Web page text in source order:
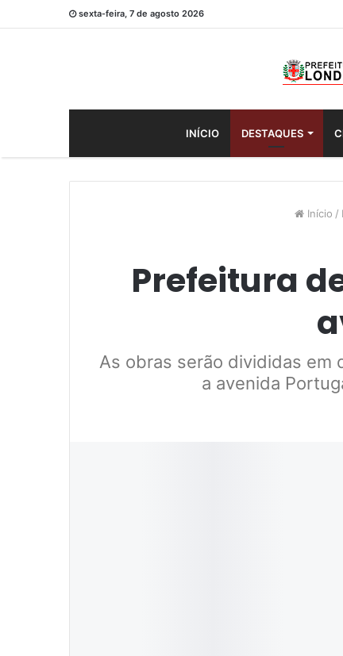
sexta-feira, 7 de agosto 2026
INÍCIO DESTAQUES
Início /
Prefeitura
As obras serão divididas em
a avenida